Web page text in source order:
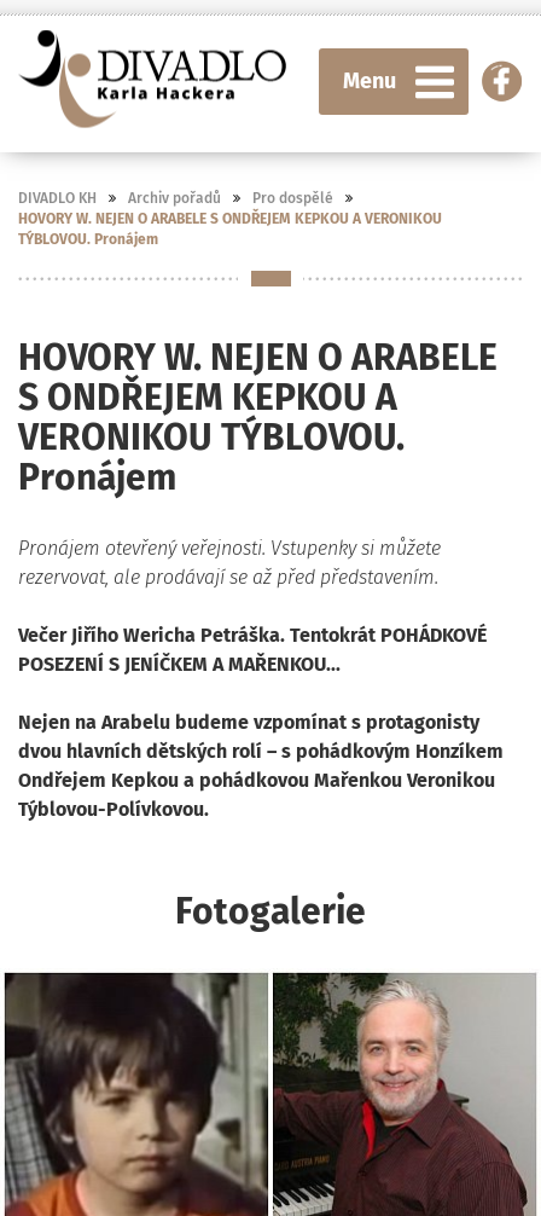
Menu
DIVADLO KH Archiv pořadů
Pro dospělé
HOVORY W. NEJEN O ARABELE S ONDŘEJEM KEPKOU A VERONIKOU
TÝBLOVOU. Pronájem
HOVORY W. NEJEN O ARABELE
S ONDŘEJEM KEPKOU A
VERONIKOU TÝBLOVOU.
Pronájem
Pronájem otevřený veřejnosti. Vstupenky si můžete
rezervovat, ale prodávají se až před představením.
Večer Jiřího Wericha Petráška. Tentokrát POHÁDKOVÉ
POSEZENÍ S JENÍČKEM A MAŘENKOU...
Nejen na Arabelu budeme vzpomínat s protagonisty
dvou hlavních dětských rolí – s pohádkovým Honzíkem
Ondřejem Kepkou a pohádkovou Mařenkou Veronikou
Týblovou-Polívkovou.
Fotogalerie